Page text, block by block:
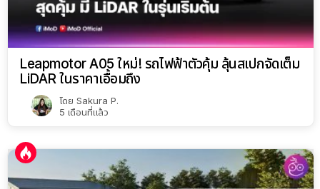
Leapmotor A05 ใหม่! รถไฟฟ้าตัวคุ้ม ลุ้นสเปกจัดเต็ม
LiDAR ในราคาเอื้อมถึง
โดย Sakura P.
5 เดือนที่แล้ว